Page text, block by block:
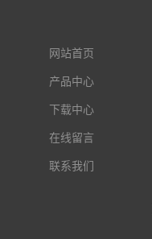
网站首页
产品中心
下载中心
在线留言
联系我们